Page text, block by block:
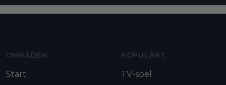
OMRÅDEN
Start
POPULÄRT
TV-spel